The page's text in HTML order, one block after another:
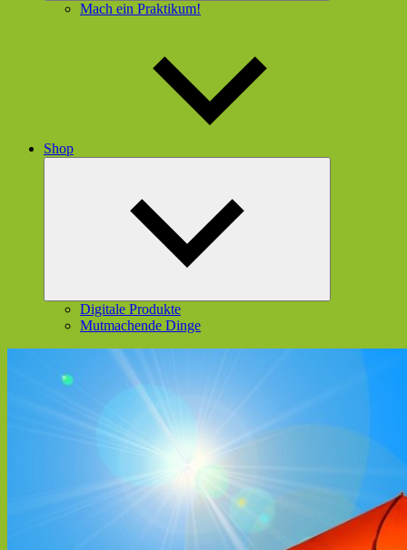
Mach ein Praktikum!
Shop
Digitale Produkte
Mutmachende Dinge